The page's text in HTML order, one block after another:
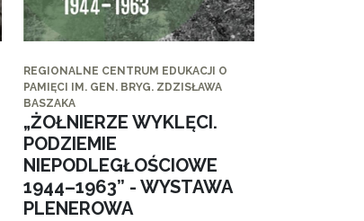
REGIONALNE CENTRUM EDUKACJI O
PAMIĘCI IM. GEN. BRYG. ZDZISŁAWA
BASZAKA
„ŻOŁNIERZE WYKLĘCI.
PODZIEMIE
NIEPODLEGŁOŚCIOWE
1944–1963” - WYSTAWA
PLENEROWA